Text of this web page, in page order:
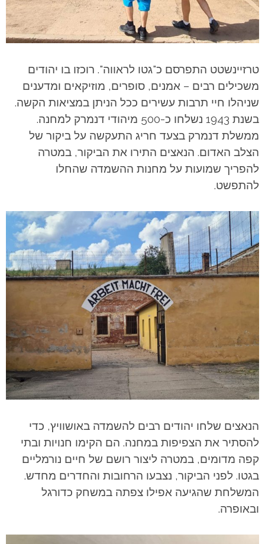
טרזיינשטט התפרסם כ"גטו לראווה". רוכזו בו יהודים
משכילים רבים – אמנים, סופרים, מוזיקאים ומדענים
שניהלו חיי תרבות עשירים ככל הניתן במציאות הקשה.
בשנת 1943 נשלחו כ-500 מיהודי דנמרק למחנה.
ממשלת דנמרק בצעד חריג התעקשה על ביקור של
הצלב האדום. הנאצים התירו את הביקור, במטרה
להפריך שמועות על מחנות ההשמדה שהחלו
להתפשט.
הנאצים שלחו יהודים רבים להשמדה באושוויץ, כדי
להסתיר את הצפיפות במחנה. הם הקימו חנויות ובתי
קפה מדומים, במטרה ליצור רושם של חיים נורמליים
בגטו. לפני הביקור, נצבעו הרחובות והחדרים מחדש.
המשלחת שהגיעה אפילו צפתה במשחק כדורגל
ובאופרה.